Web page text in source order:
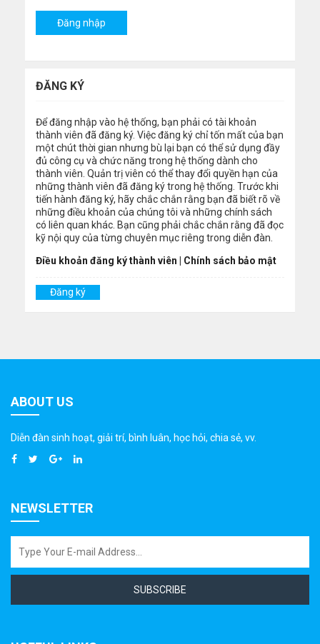
ĐĂNG KÝ
Để đăng nhập vào hệ thống, bạn phải có tài khoản
thành viên đã đăng ký. Việc đăng ký chỉ tốn mất của bạn
một chút thời gian nhưng bù lại bạn có thể sử dụng đầy
đủ công cụ và chức năng trong hệ thống dành cho
thành viên. Quản trị viên có thể thay đổi quyền hạn của
những thành viên đã đăng ký trong hệ thống. Trước khi
tiến hành đăng ký, hãy chắc chắn rằng bạn đã biết rõ về
những điều khoản của chúng tôi và những chính sách
có liên quan khác. Bạn cũng phải chắc chắn rằng đã đọc
kỹ nội quy của từng chuyên mục riêng trong diễn đàn.
Điều khoản đăng ký thành viên
Chính sách bảo mật
Đăng ký
ABOUT US
Diễn đàn sinh hoạt, giải trí, bình luân, học hỏi, chia sẻ, vv.
NEWSLETTER
SUBSCRIBE